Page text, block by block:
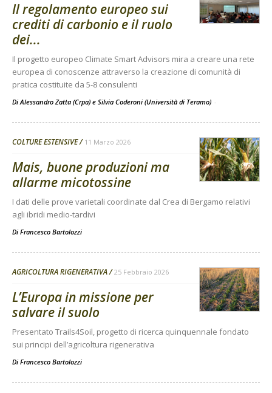
Il regolamento europeo sui
crediti di carbonio e il ruolo
dei...
Il progetto europeo Climate Smart Advisors mira a creare una rete
europea di conoscenze attraverso la creazione di comunità di
pratica costituite da 5-8 consulenti
Di Alessandro Zatta (Crpa) e Silvia Coderoni (Università di Teramo) -
COLTURE ESTENSIVE 11 Marzo 2026
Mais, buone produzioni ma
allarme micotossine
I dati delle prove varietali coordinate dal Crea di Bergamo relativi
agli ibridi medio-tardivi
Di Francesco Bartolozzi
AGRICOLTURA RIGENERATIVA 25 Febbraio 2026
L’Europa in missione per
salvare il suolo
Presentato Trails4Soil, progetto di ricerca quinquennale fondato
sui principi dell’agricoltura rigenerativa
Di Francesco Bartolozzi